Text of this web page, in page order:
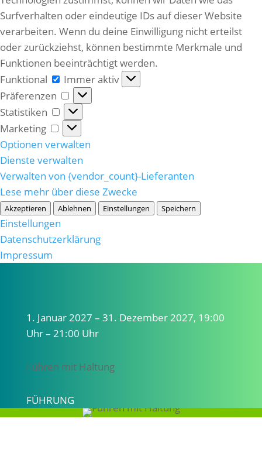
Surfverhalten oder eindeutige IDs auf dieser Website
verarbeiten. Wenn du deine Einwilligung nicht erteilst
oder zurückziehst, können bestimmte Merkmale und
Funktionen beeinträchtigt werden.
Funktional
Funktional
Immer aktiv
Präferenzen
Präferenzen
Statistiken
Statistiken
Marketing
Marketing
Optionen verwalten
Dienste verwalten
Verwalten von {vendor_count}-Lieferanten
Lese mehr über diese Zwecke
Akzeptieren Ablehnen Einstellungen Speichern
Einstellungen
Datenschutzerklärung
Impressum
1. Januar 2027 – 31. Dezember 2027, 19:00
Uhr – 21:00 Uhr
Führen mit Haltung
FÜHRUNG